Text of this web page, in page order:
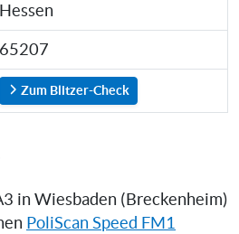
Hessen
65207
Zum Blitzer-Check
in Wiesbaden (Breckenheim)
PoliScan Speed FM1